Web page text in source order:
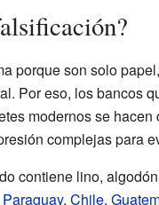
porque son solo
Por eso, los bancos
modernos se
complejas para
contiene lino,
Paraguay, Chile,